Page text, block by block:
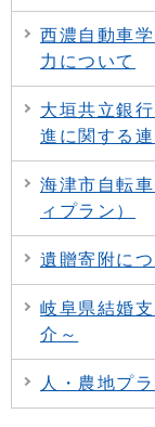
西濃自動車
力について
大垣共立銀
進に関する
海津市自転
ィプラン）
遺贈寄附に
岐阜県結婚
介～
人・農地プ